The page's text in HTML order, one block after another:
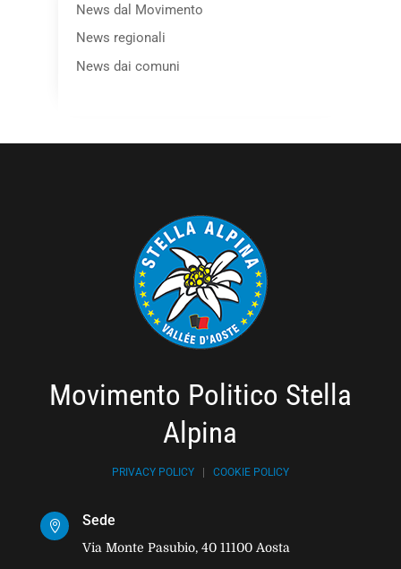
News dal Movimento
News regionali
News dai comuni
Movimento Politico Stella
Alpina
PRIVACY POLICY| COOKIE POLICY
 Sede
Via Monte Pasubio, 40 11100 Aosta